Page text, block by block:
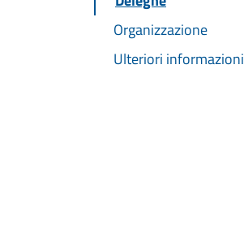
Organizzazione
Ulteriori informazioni